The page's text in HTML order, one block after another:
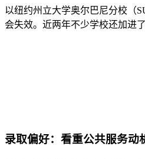
以纽约州立大学奥尔巴尼分校（
会失效。近两年不少学校还加进
录取偏好：看重公共服务动